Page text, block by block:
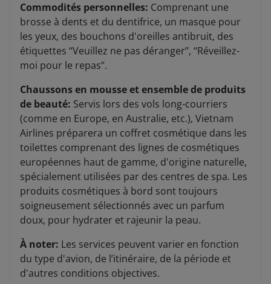
Commodités personnelles: Comprenant une
brosse à dents et du dentifrice, un masque pour
les yeux, des bouchons d'oreilles antibruit, des
étiquettes ‘‘Veuillez ne pas déranger’’, ‘‘Réveillez-
moi pour le repas’’.
Chaussons en mousse et ensemble de produits
de beauté: Servis lors des vols long-courriers
(comme en Europe, en Australie, etc.), Vietnam
Airlines préparera un coffret cosmétique dans les
toilettes comprenant des lignes de cosmétiques
européennes haut de gamme, d'origine naturelle,
spécialement utilisées par des centres de spa. Les
produits cosmétiques à bord sont toujours
soigneusement sélectionnés avec un parfum
doux, pour hydrater et rajeunir la peau.
À noter: Les services peuvent varier en fonction
du type d'avion, de l’itinéraire, de la période et
d'autres conditions objectives.